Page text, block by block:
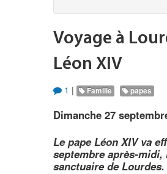
Voyage à
Léon XIV
1 | Famille papes
Dimanche 27
Le pape Léon XIV va
septembre après-
sanctuaire de